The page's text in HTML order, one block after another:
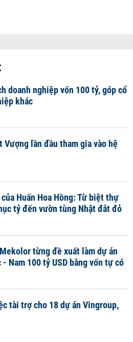
doanh nghiệp vốn 100 tỷ, góp cổ
khác
Vượng lần đầu tham gia vào hệ
Huấn Hoa Hồng: Từ biệt thự
tỷ đến vườn tùng Nhật đắt đỏ
từng đề xuất làm dự án
Nam 100 tỷ USD bằng vốn tự có
tài trợ cho 18 dự án Vingroup,